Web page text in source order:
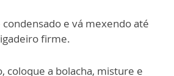
e vá mexendo até
firme.
coloque a bolacha, misture e